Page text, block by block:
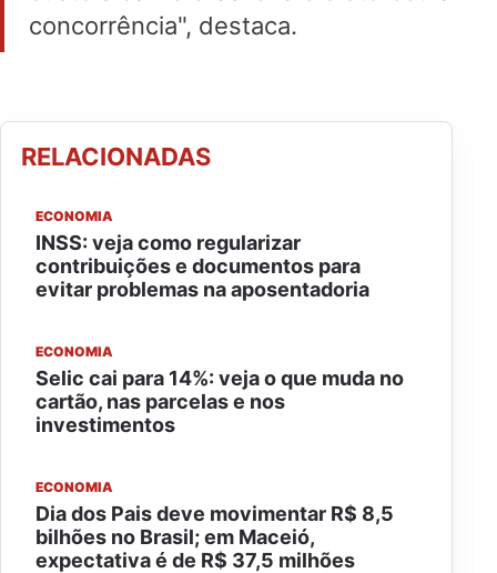
concorrência", destaca.
RELACIONADAS
ECONOMIA
INSS: veja como regularizar
contribuições e documentos para
evitar problemas na aposentadoria
ECONOMIA
Selic cai para 14%: veja o que muda no
cartão, nas parcelas e nos
investimentos
ECONOMIA
Dia dos Pais deve movimentar R$ 8,5
bilhões no Brasil; em Maceió,
expectativa é de R$ 37,5 milhões